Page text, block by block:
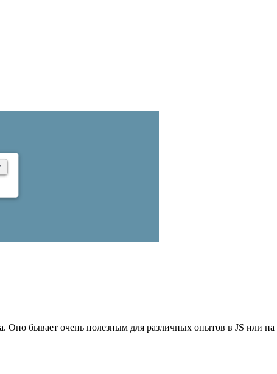
Оно бывает очень полезным для различных опытов в JS или